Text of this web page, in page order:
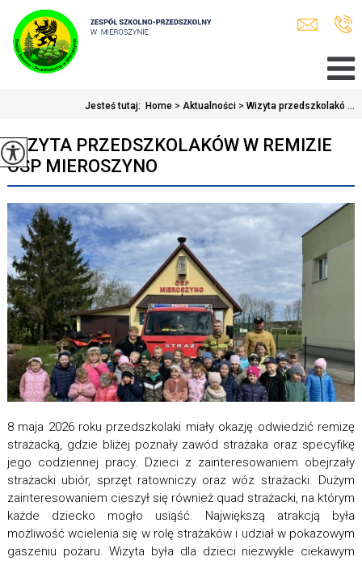
Jesteś tutaj: Home > Aktualności > Wizyta przedszkolakó ...
WIZYTA PRZEDSZKOLAKÓW W REMIZIE
OSP MIEROSZYNO
8 maja 2026 roku przedszkolaki miały okazję odwiedzić remizę
strażacką, gdzie bliżej poznały zawód strażaka oraz specyfikę
jego codziennej pracy. Dzieci z zainteresowaniem obejrzały
strażacki ubiór, sprzęt ratowniczy oraz wóz strażacki. Dużym
zainteresowaniem cieszył się również quad strażacki, na którym
każde dziecko mogło usiąść. Największą atrakcją była
możliwość wcielenia się w rolę strażaków i udział w pokazowym
gaszeniu pożaru. Wizyta była dla dzieci niezwykle ciekawym